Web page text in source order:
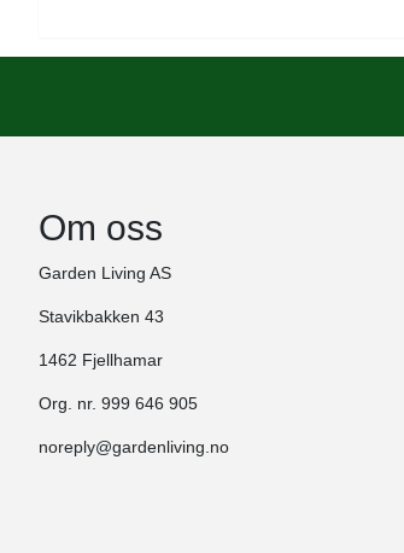
Om oss
Garden Living AS
Stavikbakken 43
1462 Fjellhamar
Org. nr. 999 646 905
noreply@gardenliving.no